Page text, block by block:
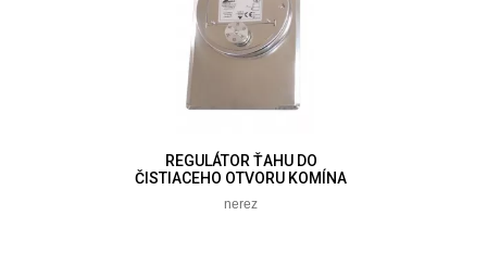
REGULÁTOR ŤAHU DO
ČISTIACEHO OTVORU KOMÍNA
nerez